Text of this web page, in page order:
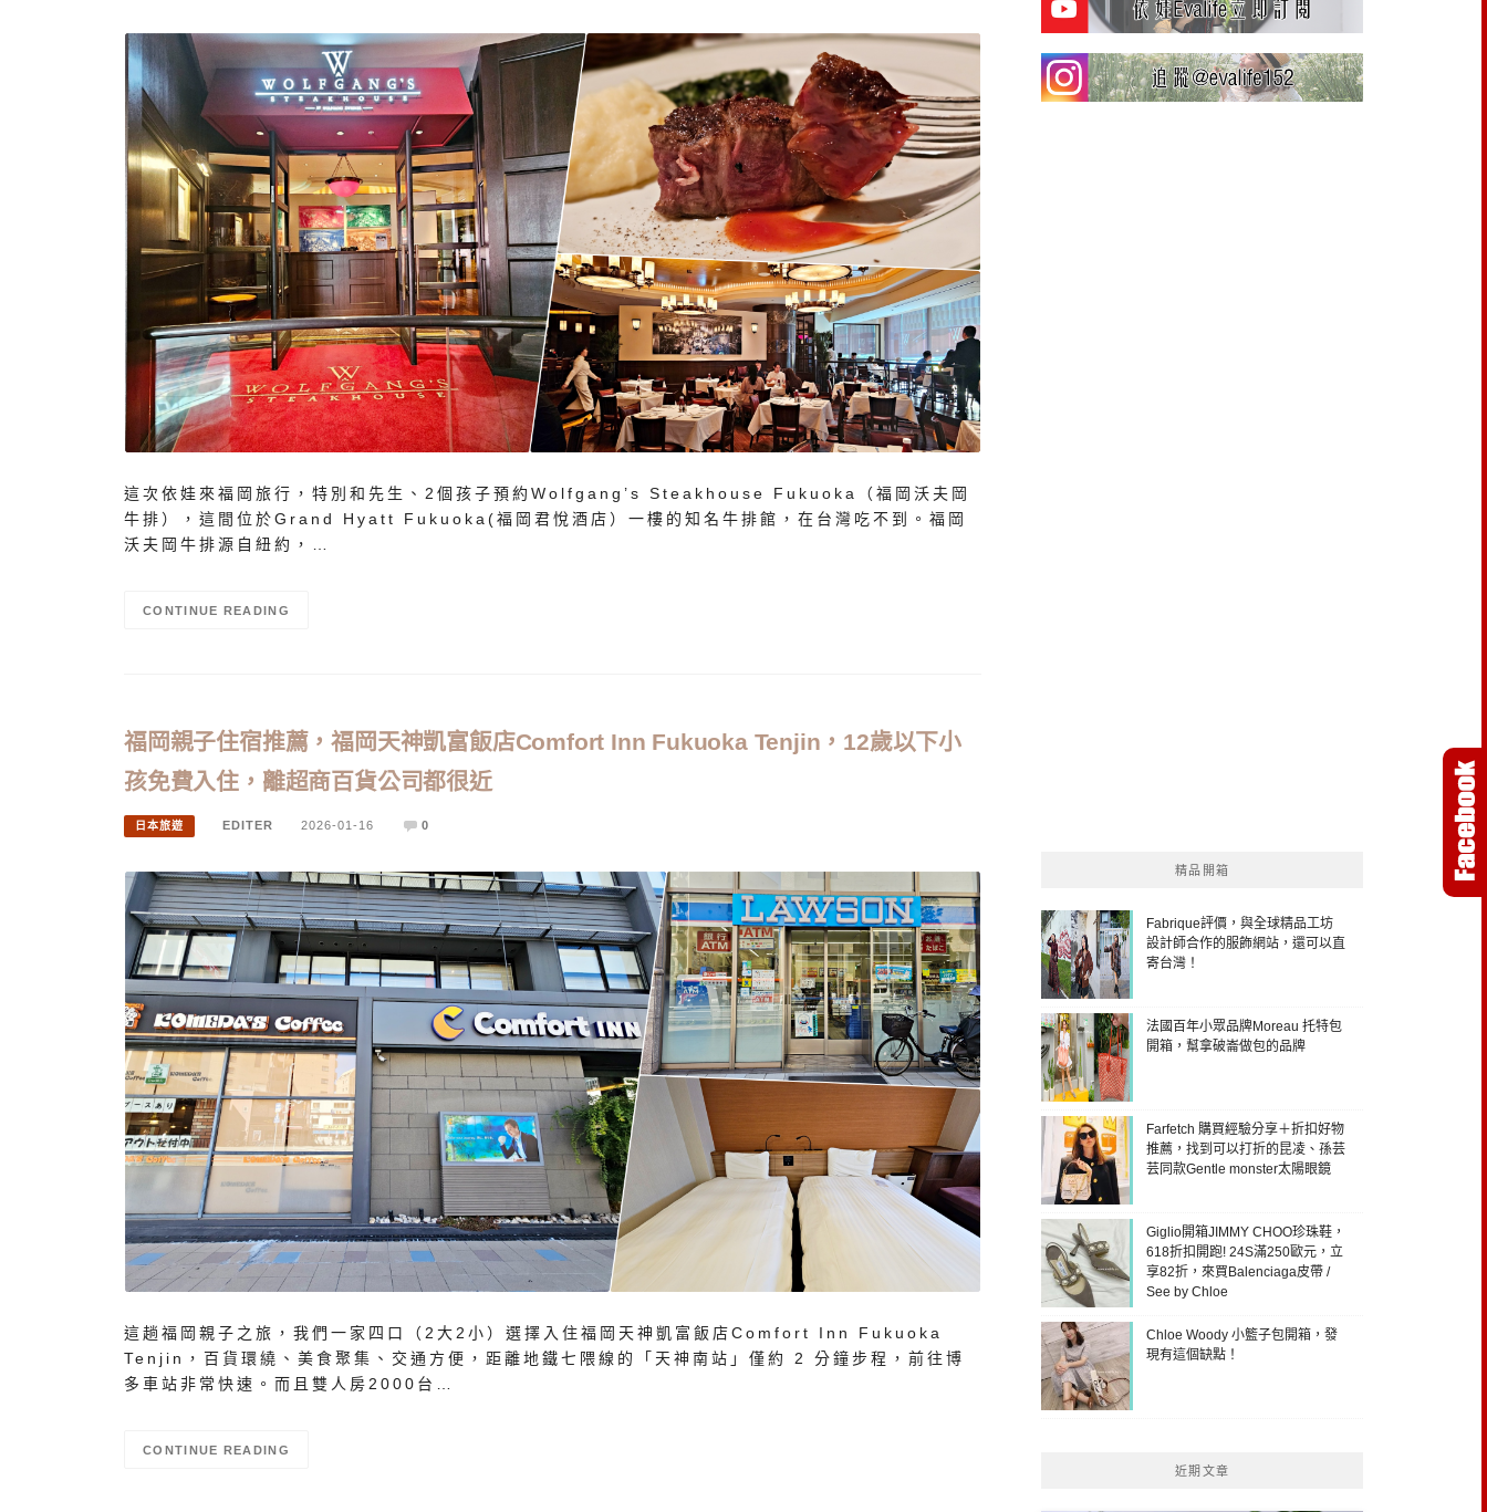
這次依娃來福岡旅行，特別和先生、2個孩子預約Wolfgang’s Steakhouse Fukuoka（福岡沃夫岡
牛排），這間位於Grand Hyatt Fukuoka(福岡君悅酒店）一樓的知名牛排館，在台灣吃不到。福岡
沃夫岡牛排源自紐約，…
CONTINUE READING
福岡親子住宿推薦，福岡天神凱富飯店Comfort Inn Fukuoka Tenjin，12歲以下小
孩免費入住，離超商百貨公司都很近
日本旅遊 EDITER 2026-01-16 0
這趟福岡親子之旅，我們一家四口（2大2小）選擇入住福岡天神凱富飯店Comfort Inn Fukuoka
Tenjin，百貨環繞、美食聚集、交通方便，距離地鐵七隈線的「天神南站」僅約 2 分鐘步程，前往博
多車站非常快速。而且雙人房2000台…
CONTINUE READING
精品開箱
Fabrique評價，與全球精品工坊
設計師合作的服飾網站，還可以直
寄台灣！
法國百年小眾品牌Moreau 托特包
開箱，幫拿破崙做包的品牌
Farfetch 購買經驗分享＋折扣好物
推薦，找到可以打折的昆凌、孫芸
芸同款Gentle monster太陽眼鏡
Giglio開箱JIMMY CHOO珍珠鞋，
618折扣開跑! 24S滿250歐元，立
享82折，來買Balenciaga皮帶 /
See by Chloe
Chloe Woody 小籃子包開箱，發
現有這個缺點！
近期文章